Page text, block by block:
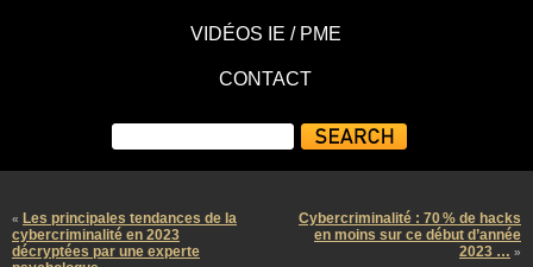
VIDÉOS IE / PME
CONTACT
« Les principales tendances de la
cybercriminalité en 2023
décryptées par une experte
Cybercriminalité : 70 % de hacks
en moins sur ce début d’année
2023 … »